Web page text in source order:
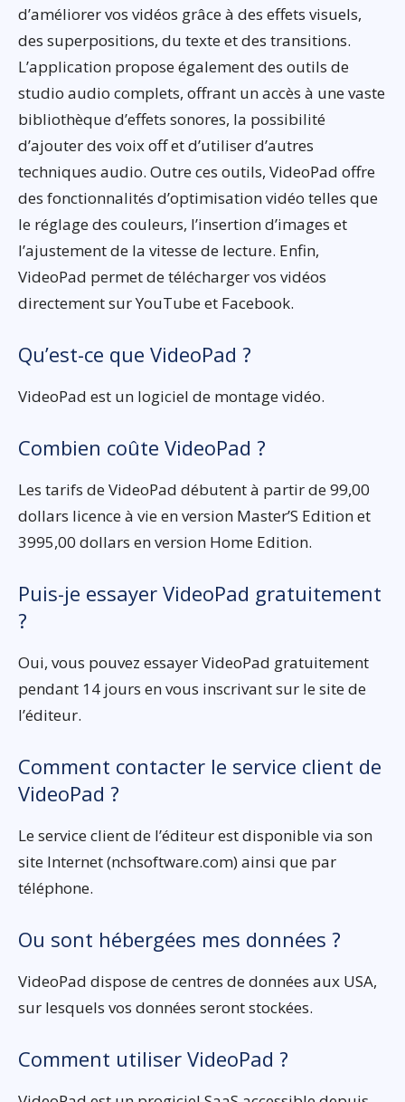
d’améliorer vos vidéos grâce à des effets visuels,
des superpositions, du texte et des transitions.
L’application propose également des outils de
studio audio complets, offrant un accès à une vaste
bibliothèque d’effets sonores, la possibilité
d’ajouter des voix off et d’utiliser d’autres
techniques audio. Outre ces outils, VideoPad offre
des fonctionnalités d’optimisation vidéo telles que
le réglage des couleurs, l’insertion d’images et
l’ajustement de la vitesse de lecture. Enfin,
VideoPad permet de télécharger vos vidéos
directement sur YouTube et Facebook.
Qu’est-ce que VideoPad ?
VideoPad est un logiciel de montage vidéo.
Combien coûte VideoPad ?
Les tarifs de VideoPad débutent à partir de 99,00
dollars licence à vie en version Master’S Edition et
3995,00 dollars en version Home Edition.
Puis-je essayer VideoPad gratuitement
?
Oui, vous pouvez essayer VideoPad gratuitement
pendant 14 jours en vous inscrivant sur le site de
l’éditeur.
Comment contacter le service client de
VideoPad ?
Le service client de l’éditeur est disponible via son
site Internet (nchsoftware.com) ainsi que par
téléphone.
Ou sont hébergées mes données ?
VideoPad dispose de centres de données aux USA,
sur lesquels vos données seront stockées.
Comment utiliser VideoPad ?